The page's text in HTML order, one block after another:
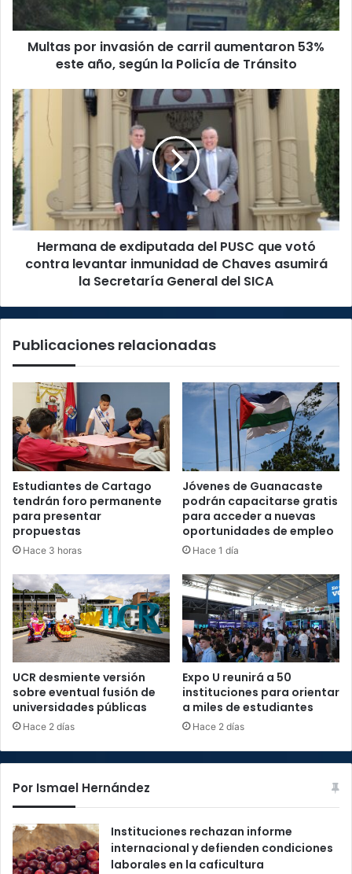
este
año,
según
de
Tránsito
Multas por invasión de carril aumentaron 53%
este año, según la Policía de Tránsito
Hermana
de
exdiputada
del
PUSC
que
votó
contra
levantar
inmunidad
la
General
Hermana de exdiputada del PUSC que votó
contra levantar inmunidad de Chaves asumirá
la Secretaría General del SICA
Publicaciones relacionadas
Estudiantes de Cartago
tendrán foro permanente
para presentar
propuestas
Hace 3 horas
Jóvenes de Guanacaste
podrán capacitarse gratis
para acceder a nuevas
oportunidades de empleo
Hace 1 día
UCR desmiente versión
sobre eventual fusión de
universidades públicas
Hace 2 días
Expo U reunirá a 50
instituciones para orientar
a miles de estudiantes
Hace 2 días
Por Ismael Hernández
Instituciones rechazan informe
internacional y defienden condiciones
laborales en la caficultura